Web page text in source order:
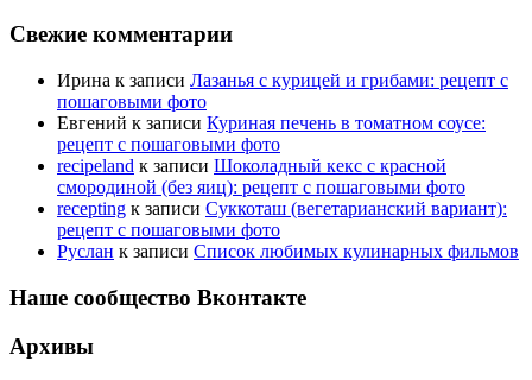
Свежие комментарии
Ирина к записи Лазанья с курицей и грибами: рецепт с
пошаговыми фото
Евгений к записи Куриная печень в томатном соусе:
рецепт с пошаговыми фото
recipeland к записи Шоколадный кекс с красной
смородиной (без яиц): рецепт с пошаговыми фото
recepting к записи Суккоташ (вегетарианский вариант):
рецепт с пошаговыми фото
Руслан к записи Список любимых кулинарных фильмов
Наше сообщество Вконтакте
Архивы